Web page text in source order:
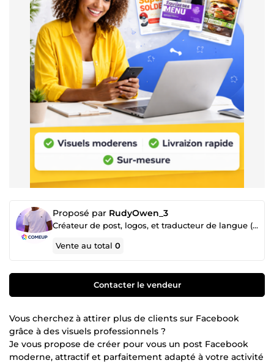
Proposé par RudyOwen_3
Créateur de post, logos, et traducteur de langue (français, anglais, allemand)
Vente au total0
Contacter le vendeur
Vous cherchez à attirer plus de clients sur Facebook
grâce à des visuels professionnels ?
Je vous propose de créer pour vous un post Facebook
moderne, attractif et parfaitement adapté à votre activité